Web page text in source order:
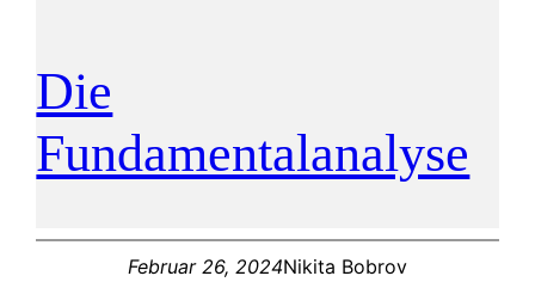
Die
Fundamentalanalyse
Februar 26, 2024Nikita Bobrov